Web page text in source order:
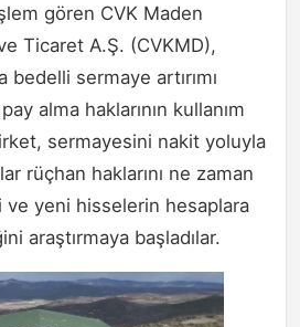
gören CVK Maden
Ticaret A.Ş. (CVKMD),
bedelli sermaye artırımı
alma haklarının kullanım
sermayesini nakit yoluyla
rüçhan haklarını ne zaman
ve yeni hisselerin hesaplara
araştırmaya başladılar.